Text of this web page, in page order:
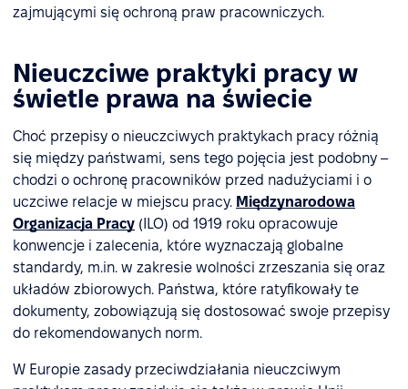
zajmującymi się ochroną praw pracowniczych.
Nieuczciwe praktyki pracy w
świetle prawa na świecie
Choć przepisy o nieuczciwych praktykach pracy różnią
się między państwami, sens tego pojęcia jest podobny –
chodzi o ochronę pracowników przed nadużyciami i o
uczciwe relacje w miejscu pracy. Międzynarodowa
Organizacja Pracy (ILO) od 1919 roku opracowuje
konwencje i zalecenia, które wyznaczają globalne
standardy, m.in. w zakresie wolności zrzeszania się oraz
układów zbiorowych. Państwa, które ratyfikowały te
dokumenty, zobowiązują się dostosować swoje przepisy
do rekomendowanych norm.
W Europie zasady przeciwdziałania nieuczciwym